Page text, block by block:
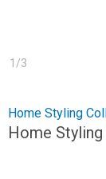
1 /3
Home Styling
Home